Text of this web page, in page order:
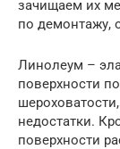
зачищаем их
по демонтажу,
Линолеум –
поверхности
недостатки.
поверхности